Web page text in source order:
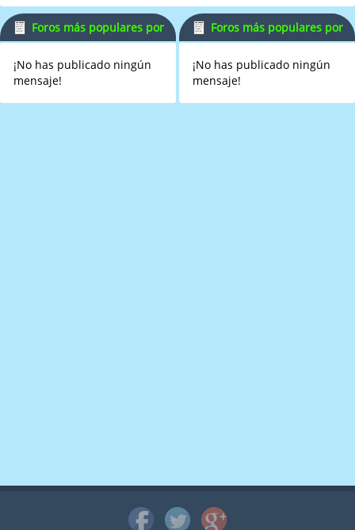
Foros más populares por
¡No has publicado ningún
mensaje!
Foros más populares por
¡No has publicado ningún
mensaje!